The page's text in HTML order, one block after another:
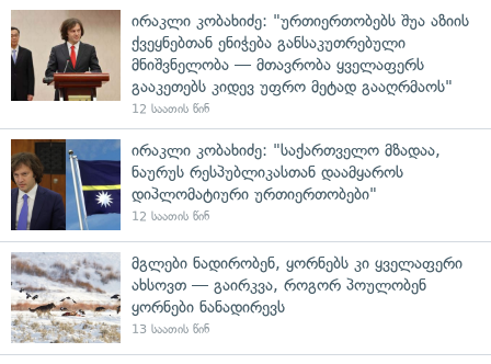
ირაკლი კობახიძე: "ურთიერთობებს შუა აზიის
ქვეყნებთან ენიჭება განსაკუთრებული
მნიშვნელობა — მთავრობა ყველაფერს
გააკეთებს კიდევ უფრო მეტად გააღრმაოს"
12 საათის წინ
ირაკლი კობახიძე: "საქართველო მზადაა,
ნაურუს რესპუბლიკასთან დაამყაროს
დიპლომატიური ურთიერთობები"
12 საათის წინ
მგლები ნადირობენ, ყორნებს კი ყველაფერი
ახსოვთ — გაირკვა, როგორ პოულობენ
ყორნები ნანადირევს
13 საათის წინ